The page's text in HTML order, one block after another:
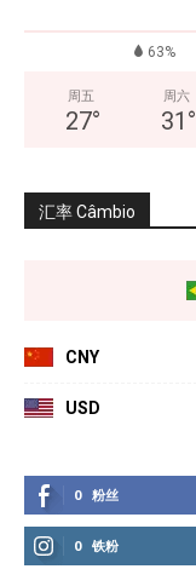
63%
周五
27°
周六
31 °
汇率 Câmbio
CNY
USD
0 粉丝
0 铁粉